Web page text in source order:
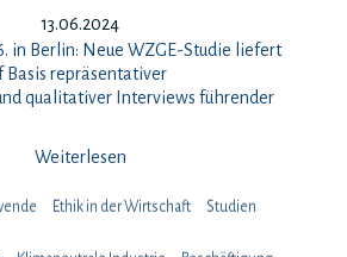
13.06.2024
in Berlin: Neue WZGE-Studie liefert
Basis repräsentativer
qualitativer Interviews führender
Weiterlesen
Ethik in der Wirtschaft Studien